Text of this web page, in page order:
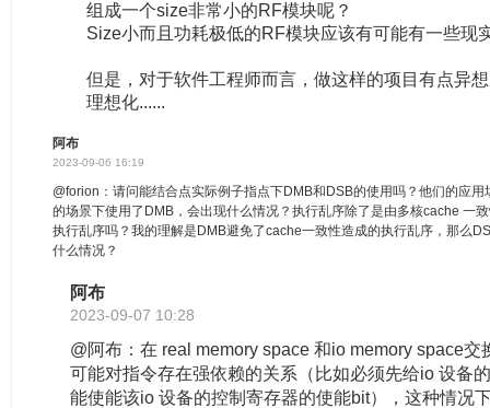
组成一个size非常小的RF模块呢？
Size小而且功耗极低的RF模块应该有可能有一些现
但是，对于软件工程师而言，做这样的项目有点异
理想化......
阿布
2023-09-06 16:19
@forion：请问能结合点实际例子指点下DMB和DSB的使用吗？他们的应
的场景下使用了DMB，会出现什么情况？执行乱序除了是由多核cache 一
执行乱序吗？我的理解是DMB避免了cache一致性造成的执行乱序，那么
什么情况？
阿布
2023-09-07 10:28
@阿布：在 real memory space 和io memory space交
可能对指令存在强依赖的关系（比如必须先给io 设备
能使能该io 设备的控制寄存器的使能bit），这种情况